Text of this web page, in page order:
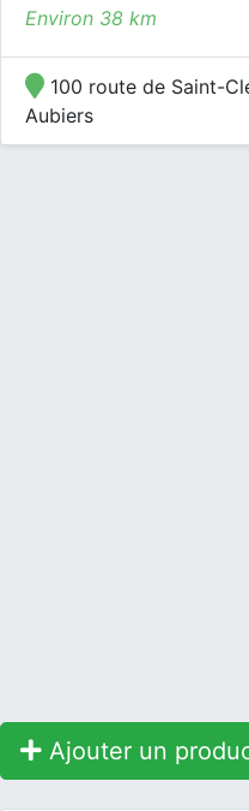
Environ 38 km
100 route de Saint-
Aubiers
Ajouter un